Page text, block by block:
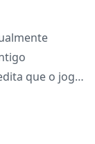
que o jogo